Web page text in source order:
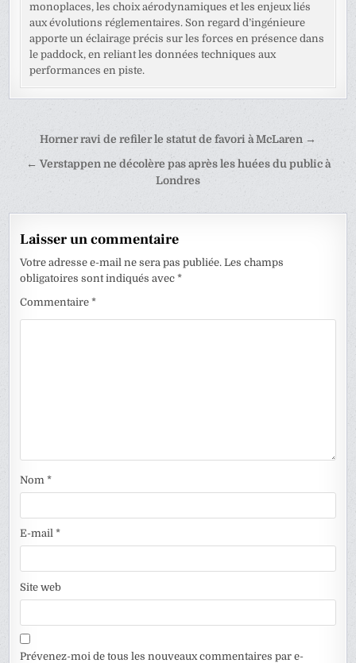
monoplaces, les choix aérodynamiques et les enjeux liés
aux évolutions réglementaires. Son regard d’ingénieure
apporte un éclairage précis sur les forces en présence dans
le paddock, en reliant les données techniques aux
performances en piste.
Navigation
de
Horner ravi de refiler le statut de favori à McLaren →
← Verstappen ne décolère pas après les huées du public à
Londres
Laisser un commentaire
Votre adresse e-mail ne sera pas publiée. Les champs
obligatoires sont indiqués avec*
Commentaire*
Nom*
E-mail*
Site web
Prévenez-moi de tous les nouveaux commentaires par e-